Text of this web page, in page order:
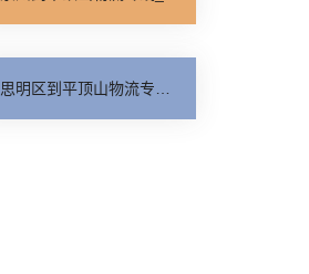
思明区到平顶山物流专线_送货上门「专线快运」